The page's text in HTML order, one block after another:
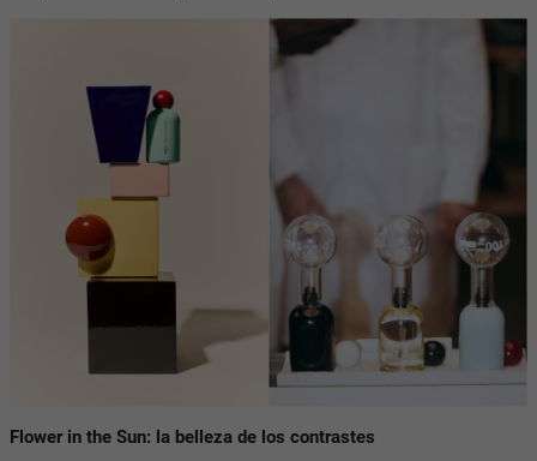
Flower in the Sun: la belleza de los contrastes